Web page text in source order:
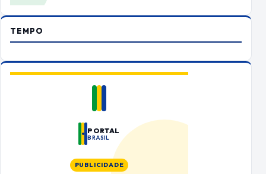
TEMPO
PORTAL
BRASIL
PUBLICIDADE